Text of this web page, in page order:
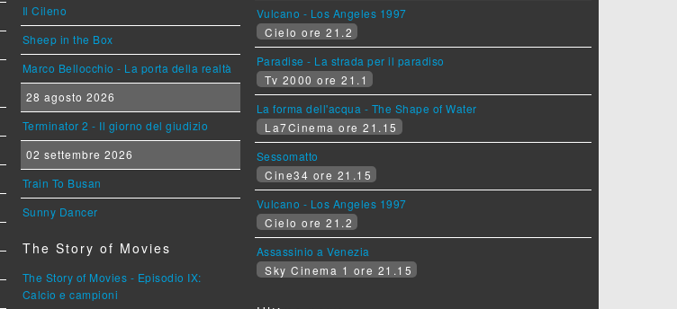
Il Cileno
Sheep in the Box
Marco Bellocchio - La porta della realtà
28 agosto 2026
Terminator 2 - Il giorno del giudizio
02 settembre 2026
Train To Busan
Sunny Dancer
The Story of Movies
The Story of Movies - Episodio IX:
Calcio e campioni
Vulcano - Los Angeles 1997
Cielo ore 21.2
Paradise - La strada per il paradiso
Tv 2000 ore 21.1
La forma dell'acqua - The Shape of Water
La7Cinema ore 21.15
Sessomatto
Cine34 ore 21.15
Vulcano - Los Angeles 1997
Cielo ore 21.2
Assassinio a Venezia
Sky Cinema 1 ore 21.15